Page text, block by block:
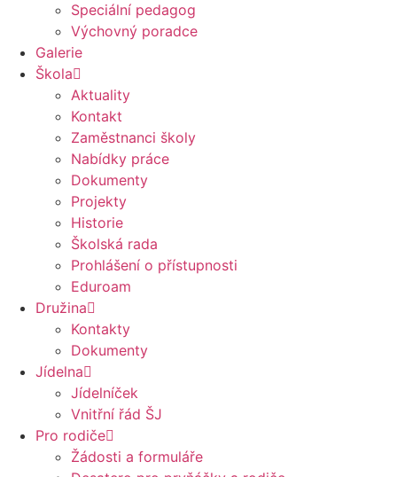
Speciální pedagog
Výchovný poradce
Galerie
Škola
Aktuality
Kontakt
Zaměstnanci školy
Nabídky práce
Dokumenty
Projekty
Historie
Školská rada
Prohlášení o přístupnosti
Eduroam
Družina
Kontakty
Dokumenty
Jídelna
Jídelníček
Vnitřní řád ŠJ
Pro rodiče
Žádosti a formuláře